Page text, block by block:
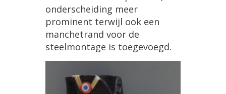
onderscheiding meer
prominent terwijl ook een
manchetrand voor de
steelmontage is toegevoegd.